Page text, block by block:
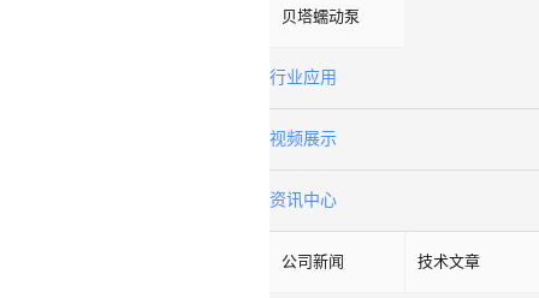
贝塔蠕动泵
行业应用
视频展示
资讯中心
公司新闻 技术文章